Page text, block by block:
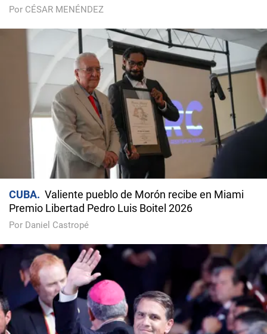
Por CÉSAR MENÉNDEZ
CUBA
Valiente pueblo de Morón recibe en Miami
Premio Libertad Pedro Luis Boitel 2026
Por Daniel Castropé